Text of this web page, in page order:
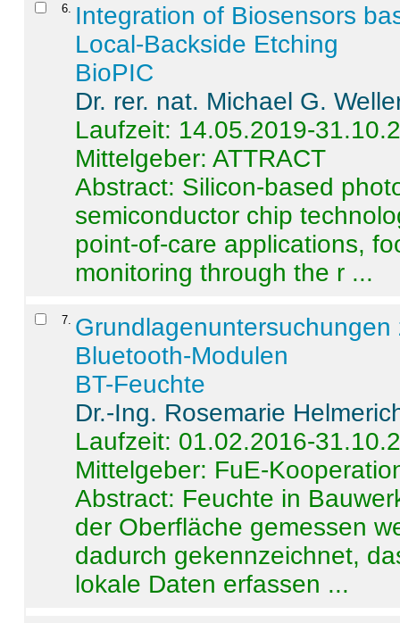
6
Integration of Biosensors
Local-Backside Etching
BioPIC
Dr. rer. nat. Michael G.
Laufzeit: 14.05.2019-
Mittelgeber: ATTRACT
Abstract: Silicon-based
semiconductor chip
point-of-care applications,
monitoring through the r ...
7
Bluetooth-Modulen
BT-Feuchte
Dr.-Ing. Rosemarie
Laufzeit: 01.02.2016-
Mittelgeber: FuE-
Abstract: Feuchte in
der Oberfläche gemessen
dadurch gekennzeichnet,
lokale Daten erfassen ...